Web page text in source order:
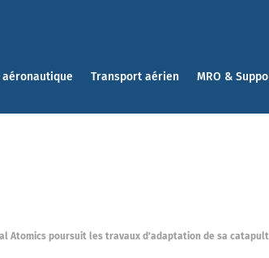
Transport aérien MRO &
Atomics poursuit les travaux d’adaptation de sa